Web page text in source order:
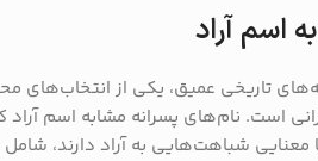
اسم آراد
تاریخی عمیق، یکی از انتخاب‌های
است. نام‌های پسرانه مشابه اسم آراد
شباهت‌هایی به آراد دارند،